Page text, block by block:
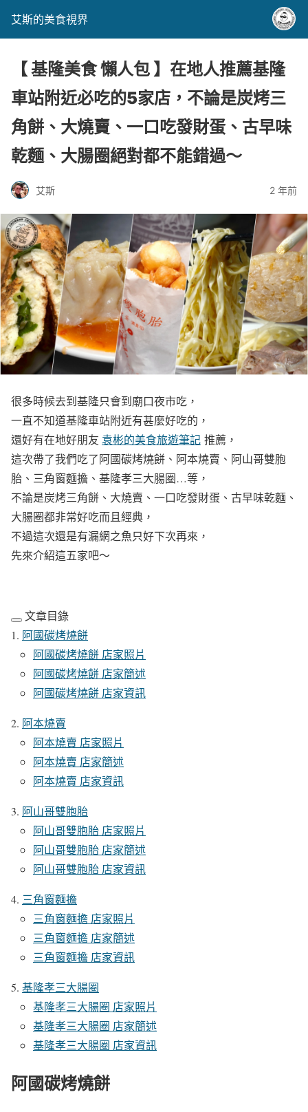
艾斯的美食視界
【 基隆美食 懶人包 】在地人推薦基隆
車站附近必吃的5家店，不論是炭烤三
角餅、大燒賣、一口吃發財蛋、古早味
乾麵、大腸圈絕對都不能錯過～
艾斯 2 年前
很多時候去到基隆只會到廟口夜市吃，
一直不知道基隆車站附近有甚麼好吃的，
還好有在地好朋友 袁彬的美食旅遊筆記 推薦，
這次帶了我們吃了阿國碳烤燒餅、阿本燒賣、阿山哥雙胞
胎、三角窗麵擔、基隆孝三大腸圈…等，
不論是炭烤三角餅、大燒賣、一口吃發財蛋、古早味乾麵、
大腸圈都非常好吃而且經典，
不過這次還是有漏網之魚只好下次再來，
先來介紹這五家吧～
文章目錄
阿國碳烤燒餅
阿國碳烤燒餅 店家照片
阿國碳烤燒餅 店家簡述
阿國碳烤燒餅 店家資訊
阿本燒賣
阿本燒賣 店家照片
阿本燒賣 店家簡述
阿本燒賣 店家資訊
阿山哥雙胞胎
阿山哥雙胞胎 店家照片
阿山哥雙胞胎 店家簡述
阿山哥雙胞胎 店家資訊
三角窗麵擔
三角窗麵擔 店家照片
三角窗麵擔 店家簡述
三角窗麵擔 店家資訊
基隆孝三大腸圈
基隆孝三大腸圈 店家照片
基隆孝三大腸圈 店家簡述
基隆孝三大腸圈 店家資訊
阿國碳烤燒餅